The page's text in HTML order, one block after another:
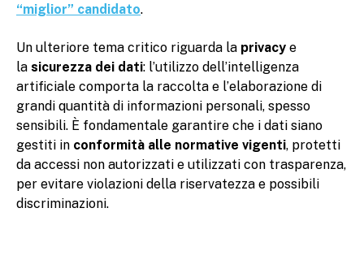
“miglior” candidato.
Un ulteriore tema critico riguarda la privacy e
la sicurezza dei dati: l’utilizzo dell’intelligenza
artificiale comporta la raccolta e l’elaborazione di
grandi quantità di informazioni personali, spesso
sensibili. È fondamentale garantire che i dati siano
gestiti in conformità alle normative vigenti, protetti
da accessi non autorizzati e utilizzati con trasparenza,
per evitare violazioni della riservatezza e possibili
discriminazioni.